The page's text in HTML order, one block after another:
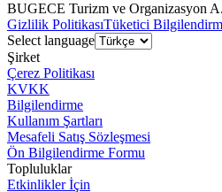
BUGECE Turizm ve Organizasyon
Gizlilik PolitikasıTüketici
Select language
Şirket
Çerez Politikası
KVKK
Bilgilendirme
Kullanım Şartları
Mesafeli Satış Sözleşmesi
Ön Bilgilendirme Formu
Topluluklar
Etkinlikler İçin